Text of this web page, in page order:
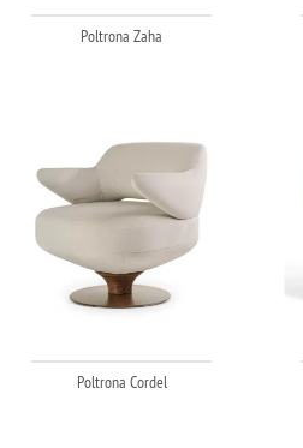
Poltrona Zaha
Poltrona Cordel